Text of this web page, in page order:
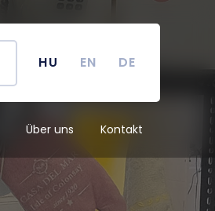
HU EN DE
Über uns Kontakt
Akademischer Kalender